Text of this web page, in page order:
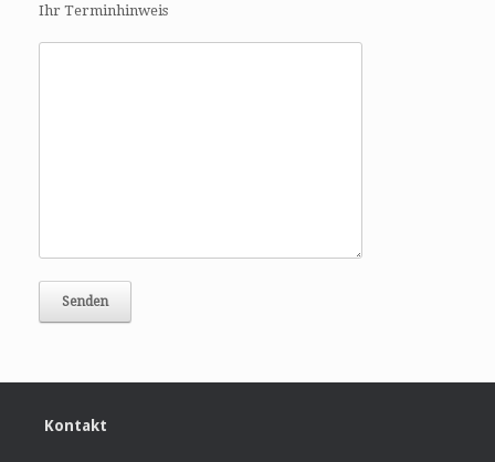
Ihr Terminhinweis
Kontakt